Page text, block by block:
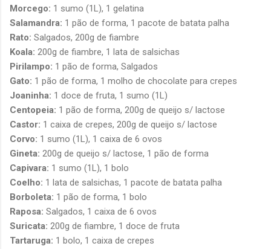
Morcego: 1 sumo (1L), 1 gelatina
Salamandra: 1 pão de forma, 1 pacote de batata palha
Rato: Salgados, 200g de fiambre
Koala: 200g de fiambre, 1 lata de salsichas
Pirilampo: 1 pão de forma, Salgados
Gato: 1 pão de forma, 1 molho de chocolate para crepes
Joaninha: 1 doce de fruta, 1 sumo (1L)
Centopeia: 1 pão de forma, 200g de queijo s/ lactose
Castor: 1 caixa de crepes, 200g de queijo s/ lactose
Corvo: 1 sumo (1L), 1 caixa de 6 ovos
Gineta: 200g de queijo s/ lactose, 1 pão de forma
Capivara: 1 sumo (1L), 1 bolo
Coelho: 1 lata de salsichas, 1 pacote de batata palha
Borboleta: 1 pão de forma, 1 bolo
Raposa: Salgados, 1 caixa de 6 ovos
Suricata: 200g de fiambre, 1 doce de fruta
Tartaruga: 1 bolo, 1 caixa de crepes